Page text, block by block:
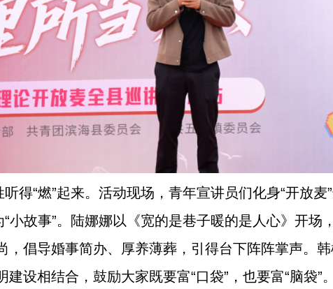
听得“燃”起来。活动现场，青年宣讲员们化身“开放
小故事”。陆娜娜以《宽的是巷子暖的是人心》开场
，倡导婚事简办、厚养薄葬，引得台下阵阵掌声。
设相结合，鼓励大家既要富“口袋”，也要富“脑袋”。